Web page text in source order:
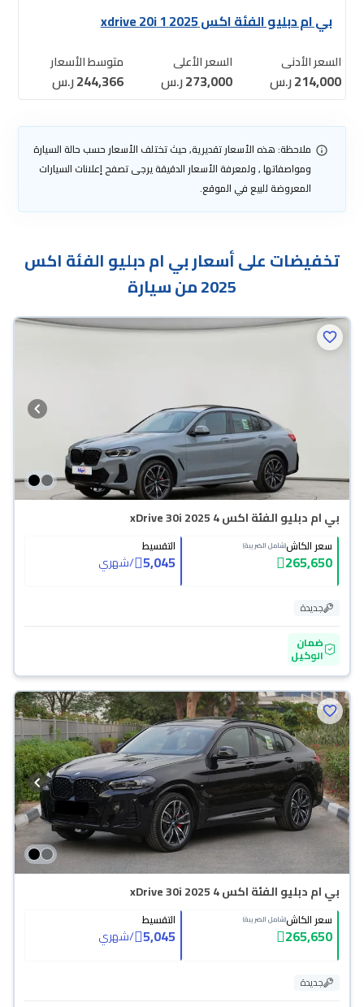
بي ام دبليو الفئة اكس 2025 1 xdrive 20i
السعر الأدنى
214,000ر.س
السعر الأعلى
273,000ر.س
متوسط الأسعار
244,366ر.س
ملاحظة: هذه الأسعار تقديرية, حيث تختلف الأسعار حسب حالة السيارة
ومواصفاتها , ولمعرفة الأسعار الدقيقة يرجى تصفح إعلانات السيارات
المعروضة للبيع في الموقع.
تخفيضات على أسعار بي ام دبليو الفئة اكس
2025 من سيارة
بي ام دبليو الفئة اكس 4 xDrive 30i 2025
سعر الكاش(شامل الضريبة)
265,650
التقسيط
5,045
/شهري
جديدة
ضمان
الوكيل
بي ام دبليو الفئة اكس 4 xDrive 30i 2025
سعر الكاش(شامل الضريبة)
265,650
التقسيط
5,045
/شهري
جديدة